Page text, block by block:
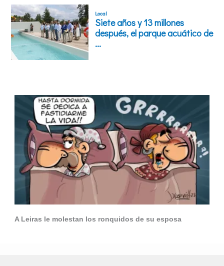
A Leiras le molestan los ronquidos de su esposa